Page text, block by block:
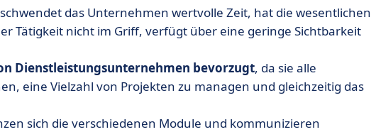
das Unternehmen wertvolle Zeit, hat die wesentlichen
Tätigkeit nicht im Griff, verfügt über eine geringe Sichtbarkeit
Dienstleistungsunternehmen bevorzugt, da sie alle
eine Vielzahl von Projekten zu managen und gleichzeitig das
sich die verschiedenen Module und kommunizieren